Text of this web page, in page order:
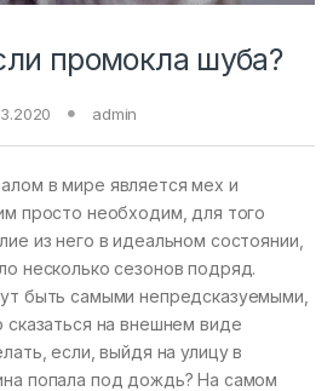
промокла шуба?
admin
в мире является мех и
просто необходим, для того
из него в идеальном состоянии,
несколько сезонов подряд.
быть самыми непредсказуемыми,
на внешнем виде
если, выйдя на улицу в
попала под дождь? На самом